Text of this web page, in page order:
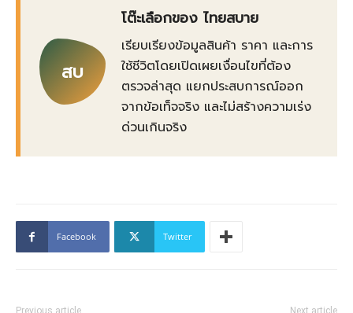
สบ
โต๊ะเลือกของ ไทยสบาย
เรียบเรียงข้อมูลสินค้า ราคา และการ
ใช้ชีวิตโดยเปิดเผยเงื่อนไขที่ต้อง
ตรวจล่าสุด แยกประสบการณ์ออก
จากข้อเท็จจริง และไม่สร้างความเร่ง
ด่วนเกินจริง
Facebook Twitter
Previous article Next article